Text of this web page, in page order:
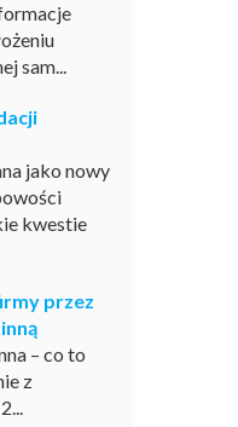
sam...
jako nowy
kwestie
przez
– co to
z